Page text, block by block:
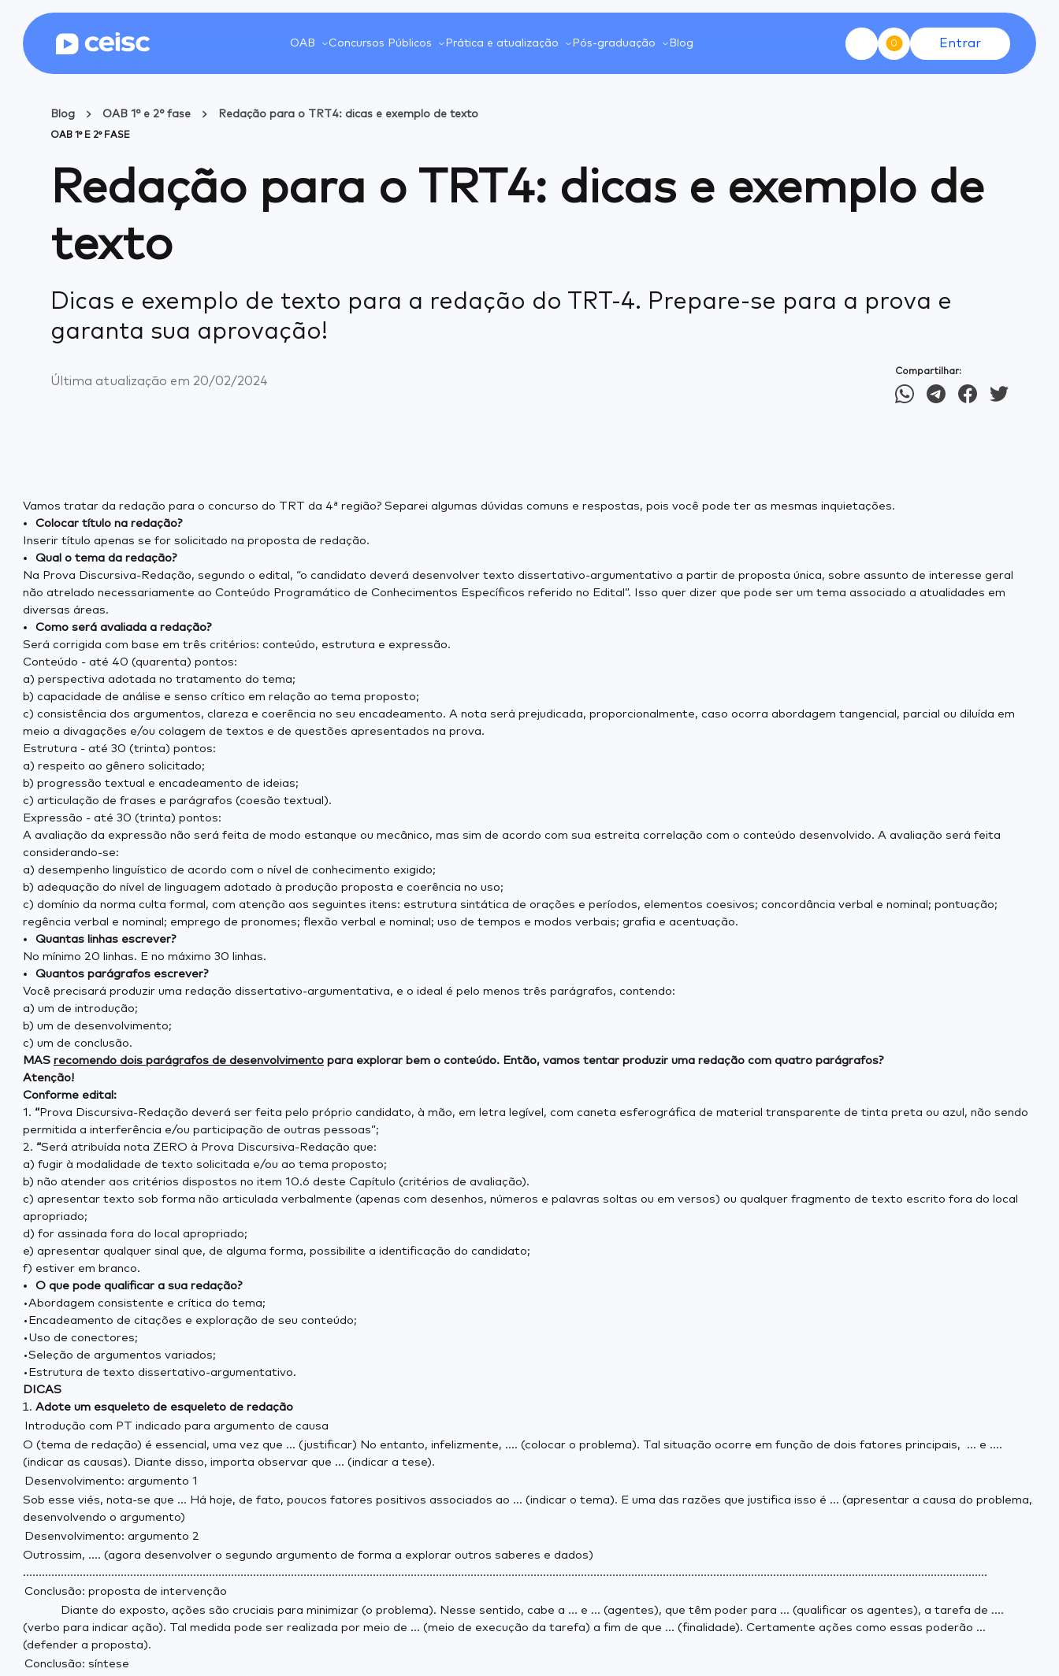
OAB Concursos Públicos Prática e atualização Pós-graduação Blog 0 Entrar
Blog OAB 1° e 2° fase Redação para o TRT4: dicas e exemplo de texto
OAB 1° E 2° FASE
Redação para o TRT4: dicas e exemplo de
texto
Dicas e exemplo de texto para a redação do TRT-4. Prepare-se para a prova e
garanta sua aprovação!
Última atualização em 20/02/2024
Compartilhar:
Vamos tratar da redação para o concurso do TRT da 4ª região? Separei algumas dúvidas comuns e respostas, pois você pode ter as mesmas inquietações.
Colocar título na redação?
Inserir título apenas se for solicitado na proposta de redação.
Qual o tema da redação?
Na Prova Discursiva-Redação, segundo o edital, “o candidato deverá desenvolver texto dissertativo-argumentativo a partir de proposta única, sobre assunto de interesse geral
não atrelado necessariamente ao Conteúdo Programático de Conhecimentos Específicos referido no Edital”. Isso quer dizer que pode ser um tema associado a atualidades em
diversas áreas.
Como será avaliada a redação?
Será corrigida com base em três critérios: conteúdo, estrutura e expressão.
Conteúdo - até 40 (quarenta) pontos:
a) perspectiva adotada no tratamento do tema;
b) capacidade de análise e senso crítico em relação ao tema proposto;
c) consistência dos argumentos, clareza e coerência no seu encadeamento. A nota será prejudicada, proporcionalmente, caso ocorra abordagem tangencial, parcial ou diluída em
meio a divagações e/ou colagem de textos e de questões apresentados na prova.
Estrutura - até 30 (trinta) pontos:
a) respeito ao gênero solicitado;
b) progressão textual e encadeamento de ideias;
c) articulação de frases e parágrafos (coesão textual).
Expressão - até 30 (trinta) pontos:
A avaliação da expressão não será feita de modo estanque ou mecânico, mas sim de acordo com sua estreita correlação com o conteúdo desenvolvido. A avaliação será feita
considerando-se:
a) desempenho linguístico de acordo com o nível de conhecimento exigido;
b) adequação do nível de linguagem adotado à produção proposta e coerência no uso;
c) domínio da norma culta formal, com atenção aos seguintes itens: estrutura sintática de orações e períodos, elementos coesivos; concordância verbal e nominal; pontuação;
regência verbal e nominal; emprego de pronomes; flexão verbal e nominal; uso de tempos e modos verbais; grafia e acentuação.
Quantas linhas escrever?
No mínimo 20 linhas. E no máximo 30 linhas.
Quantos parágrafos escrever?
Você precisará produzir uma redação dissertativo-argumentativa, e o ideal é pelo menos três parágrafos, contendo:
a) um de introdução;
b) um de desenvolvimento;
c) um de conclusão.
MAS recomendo dois parágrafos de desenvolvimento para explorar bem o conteúdo. Então, vamos tentar produzir uma redação com quatro parágrafos?
Atenção!
Conforme edital:
1. “ Prova Discursiva-Redação deverá ser feita pelo próprio candidato, à mão, em letra legível, com caneta esferográfica de material transparente de tinta preta ou azul, não sendo
permitida a interferência e/ou participação de outras pessoas”;
2. “Será atribuída nota ZERO à Prova Discursiva-Redação que:
a) fugir à modalidade de texto solicitada e/ou ao tema proposto;
b) não atender aos critérios dispostos no item 10.6 deste Capítulo (critérios de avaliação).
c) apresentar texto sob forma não articulada verbalmente (apenas com desenhos, números e palavras soltas ou em versos) ou qualquer fragmento de texto escrito fora do local
apropriado;
d) for assinada fora do local apropriado;
e) apresentar qualquer sinal que, de alguma forma, possibilite a identificação do candidato;
f) estiver em branco.
O que pode qualificar a sua redação?
•Abordagem consistente e crítica do tema;
•Encadeamento de citações e exploração de seu conteúdo;
•Uso de conectores;
•Seleção de argumentos variados;
•Estrutura de texto dissertativo-argumentativo.
DICAS
Adote um esqueleto de esqueleto de redação
Introdução com PT indicado para argumento de causa
O (tema de redação) é essencial, uma vez que ... (justificar) No entanto, infelizmente, .... (colocar o problema). Tal situação ocorre em função de dois fatores principais, ... e ....
(indicar as causas). Diante disso, importa observar que ... (indicar a tese).
Desenvolvimento: argumento 1
Sob esse viés, nota-se que ... Há hoje, de fato, poucos fatores positivos associados ao ... (indicar o tema). E uma das razões que justifica isso é ... (apresentar a causa do problema,
desenvolvendo o argumento)
Desenvolvimento: argumento 2
Outrossim, .... (agora desenvolver o segundo argumento de forma a explorar outros saberes e dados)
..................................................................................................................................................................................................................................................................................................................
Conclusão: proposta de intervenção
Diante do exposto, ações são cruciais para minimizar (o problema). Nesse sentido, cabe a ... e ... (agentes), que têm poder para ... (qualificar os agentes), a tarefa de ....
(verbo para indicar ação). Tal medida pode ser realizada por meio de ... (meio de execução da tarefa) a fim de que ... (finalidade). Certamente ações como essas poderão ...
(defender a proposta).
Conclusão: síntese